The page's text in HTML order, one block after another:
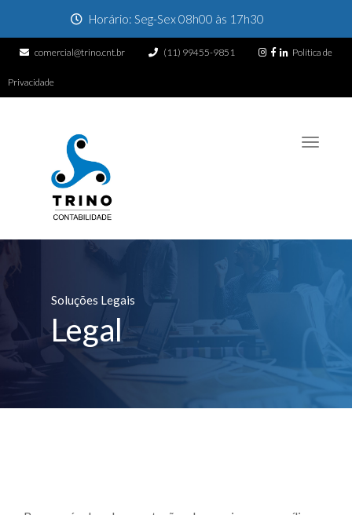
Horário: Seg-Sex 08h00 às 17h30
comercial@trino.cnt.br (11) 99455-9851 Política de
Privacidade
Toggle
Soluções Legais
Legal